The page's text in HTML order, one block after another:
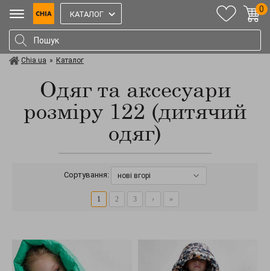
КАТАЛОГ
0
Chia.ua » Каталог
Одяг та аксесуари
розміру 122 (дитячий
одяг)
Сортування: нові вгорі
1 2 3 › »